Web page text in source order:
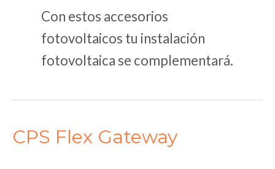
Con estos accesorios
fotovoltaicos tu instalación
fotovoltaica se complementará.
CPS Flex Gateway